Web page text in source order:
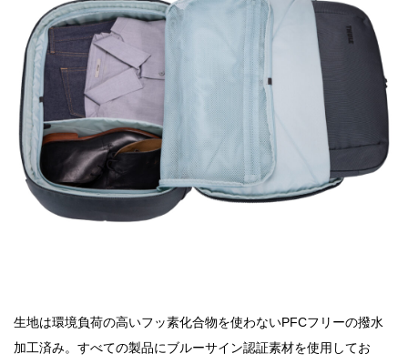
生地は環境負荷の⾼いフッ素化合物を使わないPFCフリーの撥水
加工済み。すべての製品にブルーサイン認証素材を使⽤してお